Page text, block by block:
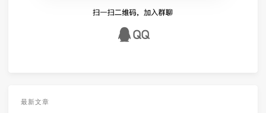
最新文章